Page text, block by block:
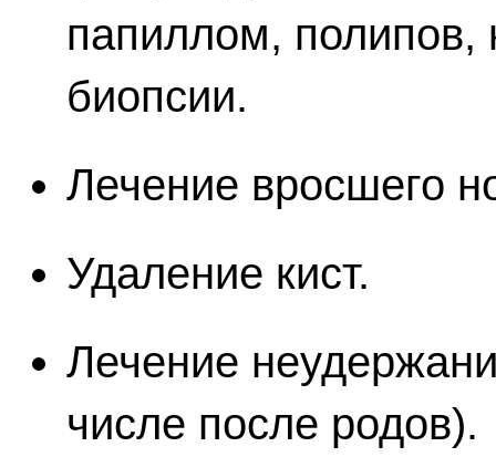
папиллом, полипов,
биопсии.
Лечение вросшего
Удаление кист.
Лечение
числе после родов).